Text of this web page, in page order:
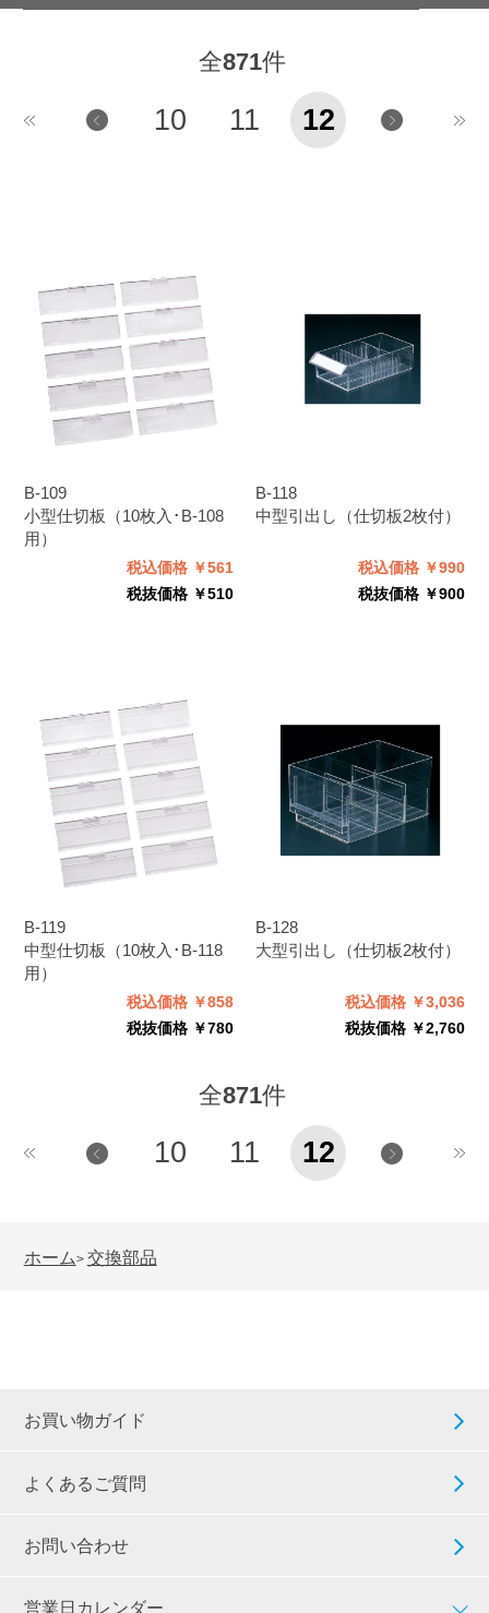
全871件
10 11 12
B-109
小型仕切板（10枚入･B-108
用）
税込価格 ￥561
税抜価格 ￥510
B-118
中型引出し（仕切板2枚付）
税込価格 ￥990
税抜価格 ￥900
B-119
中型仕切板（10枚入･B-118
用）
税込価格 ￥858
税抜価格 ￥780
B-128
大型引出し（仕切板2枚付）
税込価格 ￥3,036
税抜価格 ￥2,760
全871件
10 11 12
ホーム> 交換部品
お買い物ガイド
よくあるご質問
お問い合わせ
営業日カレンダー